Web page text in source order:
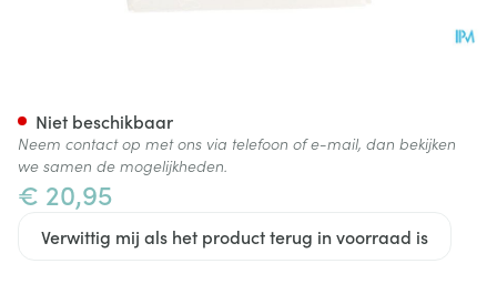
€ 20,95
Verwittig mij als het product terug in voorraad is
Niet beschikbaar
Neem contact op met ons via telefoon of e-mail, dan bekijken
we samen de mogelijkheden.